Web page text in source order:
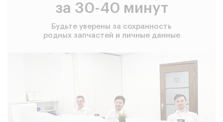
за 30-40 минут
Будьте уверены за сохранность
родных запчастей и личные данные